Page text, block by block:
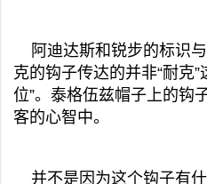
阿迪达斯和锐步的标识
克的钩子传达的并非“耐克
位”。泰格伍兹帽子上的钩
客的心智中。
并不是因为这个钩子有